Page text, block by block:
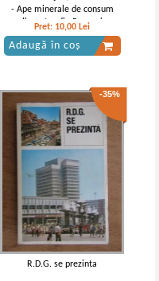
- Ape minerale de consum
alimentar din Romania
Pret: 10,00 Lei
Adaugă în coș
-35%
R.D.G. se prezinta